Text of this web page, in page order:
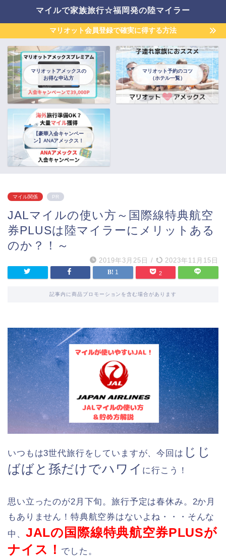
マイルで家族旅行☆福岡発の陸マイラー
マリオット会員登録で確実に得する方法
マリオットアメックスの
お得な申込方
マリオット予約のコツ
（ホテル一覧）
【豪華入会キャンペー
ン】ANAアメックス！
マイル関係 PR
JALマイルの使い方～国際線特典航空
券PLUSは陸マイラーにメリットある
のか？！～
2019年3月25日 / 2023年11月15日
1 2
記事内に商品プロモーションを含む場合があります
いつもは3世代旅行をしていますが、今回は じじ
ばばと孫だけでハワイ に行こう！
思い立ったのが2月下旬。旅行予定は春休み。2か月
もありません！特典航空券はないよね・・・そんな
中、 JALの国際線特典航空券PLUSが
ナイス！ でした。